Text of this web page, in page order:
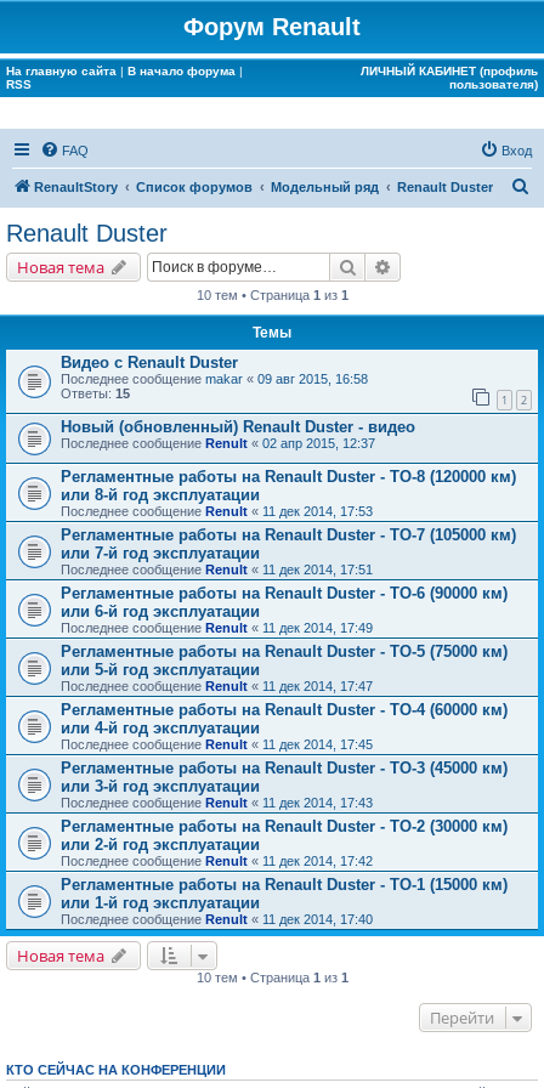
Форум Renault
На главную сайта | В начало форума |
RSS
ЛИЧНЫЙ КАБИНЕТ (профиль
пользователя)
FAQ Вход
RenaultStory Список форумов Модельный ряд Renault Duster
Renault Duster
Новая тема Поиск
10 тем • Страница 1 из 1
Темы
Видео с Renault Duster
Последнее сообщение makar « 09 авг 2015, 16:58
Ответы: 15 1 2
Новый (обновленный) Renault Duster - видео
Последнее сообщение Renult « 02 апр 2015, 12:37
Регламентные работы на Renault Duster - ТО-8 (120000 км)
или 8-й год эксплуатации
Последнее сообщение Renult « 11 дек 2014, 17:53
Регламентные работы на Renault Duster - ТО-7 (105000 км)
или 7-й год эксплуатации
Последнее сообщение Renult « 11 дек 2014, 17:51
Регламентные работы на Renault Duster - ТО-6 (90000 км)
или 6-й год эксплуатации
Последнее сообщение Renult « 11 дек 2014, 17:49
Регламентные работы на Renault Duster - ТО-5 (75000 км)
или 5-й год эксплуатации
Последнее сообщение Renult « 11 дек 2014, 17:47
Регламентные работы на Renault Duster - ТО-4 (60000 км)
или 4-й год эксплуатации
Последнее сообщение Renult « 11 дек 2014, 17:45
Регламентные работы на Renault Duster - ТО-3 (45000 км)
или 3-й год эксплуатации
Последнее сообщение Renult « 11 дек 2014, 17:43
Регламентные работы на Renault Duster - ТО-2 (30000 км)
или 2-й год эксплуатации
Последнее сообщение Renult « 11 дек 2014, 17:42
Регламентные работы на Renault Duster - ТО-1 (15000 км)
или 1-й год эксплуатации
Последнее сообщение Renult « 11 дек 2014, 17:40
Новая тема
10 тем • Страница 1 из 1
Перейти
КТО СЕЙЧАС НА КОНФЕРЕНЦИИ